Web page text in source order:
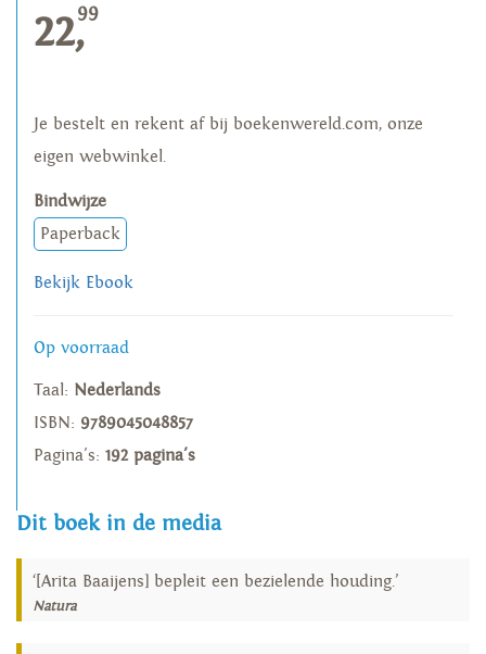
22,99
Je bestelt en rekent af bij boekenwereld.com, onze
eigen webwinkel.
Bindwijze
Paperback
Bekijk Ebook
Op voorraad
Taal: Nederlands
ISBN: 9789045048857
Pagina's: 192 pagina's
Dit boek in de media
‘[Arita Baaijens] bepleit een bezielende houding.’
Natura